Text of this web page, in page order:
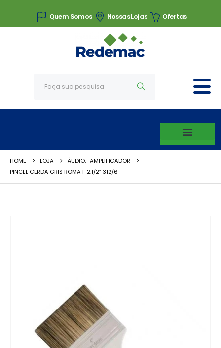
Quem Somos Nossas Lojas Ofertas
HOME LOJA ÁUDIO, AMPLIFICADOR
PINCEL CERDA GRIS ROMA F 2.1/2” 312/6